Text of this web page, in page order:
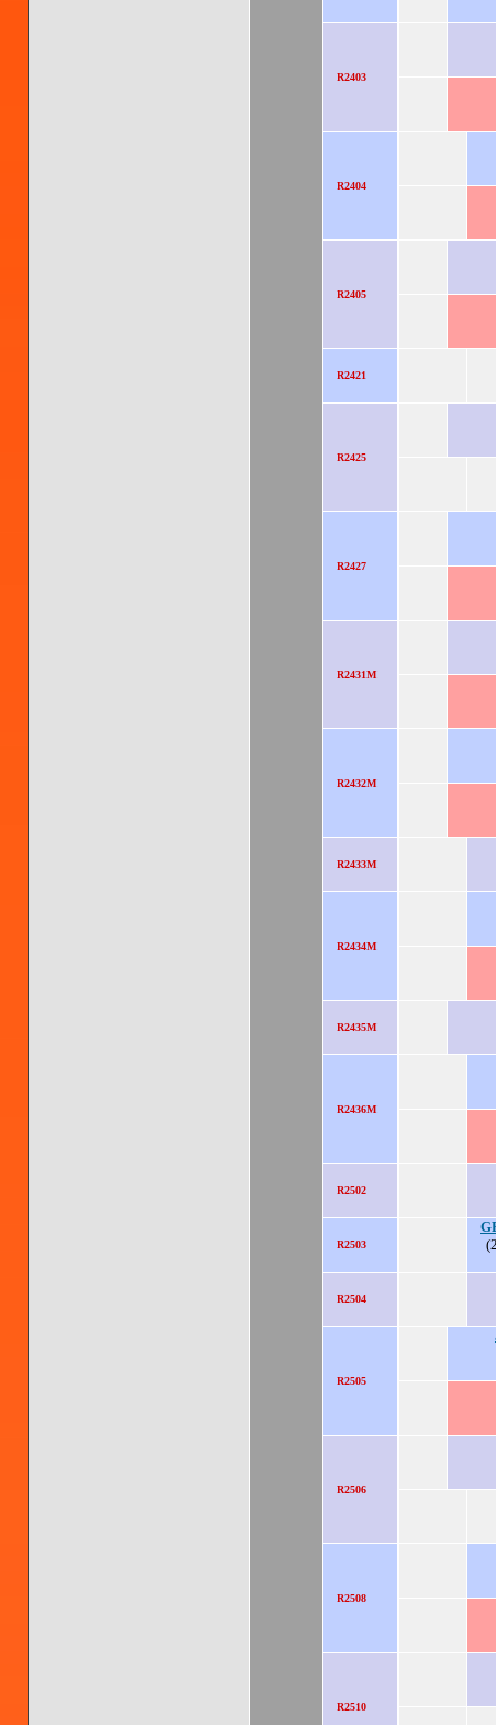
R2403
R2404
R2405
R2421
R2425
R2427
R2431M
R2432M
R2433M
R2434M
R2435M
R2436M
R2502
R2503
R2504
R2505
R2506
R2508
R2510